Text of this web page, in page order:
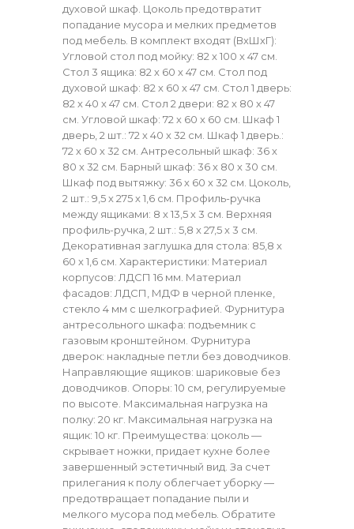
духовой шкаф. Цоколь предотвратит
попадание мусора и мелких предметов
под мебель. В комплект входят (ВхШхГ):
Угловой стол под мойку: 82 х 100 х 47 см.
Стол 3 ящика: 82 х 60 х 47 см. Стол под
духовой шкаф: 82 х 60 х 47 см. Стол 1 дверь:
82 х 40 х 47 см. Стол 2 двери: 82 х 80 х 47
см. Угловой шкаф: 72 х 60 х 60 см. Шкаф 1
дверь, 2 шт.: 72 х 40 х 32 см. Шкаф 1 дверь.:
72 х 60 х 32 см. Антресольный шкаф: 36 х
80 х 32 см. Барный шкаф: 36 х 80 х 30 см.
Шкаф под вытяжку: 36 х 60 х 32 см. Цоколь,
2 шт.: 9,5 х 275 х 1,6 см. Профиль-ручка
между ящиками: 8 х 13,5 х 3 см. Верхняя
профиль-ручка, 2 шт.: 5,8 х 27,5 х 3 см.
Декоративная заглушка для стола: 85,8 х
60 х 1,6 см. Характеристики: Материал
корпусов: ЛДСП 16 мм. Материал
фасадов: ЛДСП, МДФ в черной пленке,
стекло 4 мм с шелкографией. Фурнитура
антресольного шкафа: подъемник с
газовым кронштейном. Фурнитура
дверок: накладные петли без доводчиков.
Направляющие ящиков: шариковые без
доводчиков. Опоры: 10 см, регулируемые
по высоте. Максимальная нагрузка на
полку: 20 кг. Максимальная нагрузка на
ящик: 10 кг. Преимущества: цоколь —
скрывает ножки, придает кухне более
завершенный эстетичный вид. За счет
прилегания к полу облегчает уборку —
предотвращает попадание пыли и
мелкого мусора под мебель. Обратите